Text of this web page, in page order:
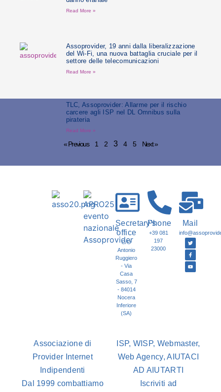
Read More »
Assoprovider, 19 anni dalla liberalizzazione
del Wi-Fi, una nuova battaglia cruciale per il
settore delle telecomunicazioni
Read More »
TLC, Assoprovider: Allarme per il rischio
carcere agli ISP nel DL Omnibus sulla
pirateria
Read More »
« Previous 1 2 3 4 5 Next »
Secretary's
office
C/O
Antonio
Ruggiero
- Via
Casa
Sasso, 7
- 84014
Nocera
Inferiore
(SA)
Phone
+39 081
197
23000
Mail
Associazione di
Provider Internet
Indipendenti
Dal 1999 combattiamo
ISP, WISP, Webmaster,
Web Agency, AIUTACI
AD AIUTARTI
Iscriviti ad